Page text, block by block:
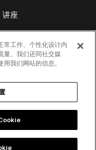
讲座
开发人员博客
法律公告
常工作、个性化设计内
量。我们还同社交媒
我们网站的信息。